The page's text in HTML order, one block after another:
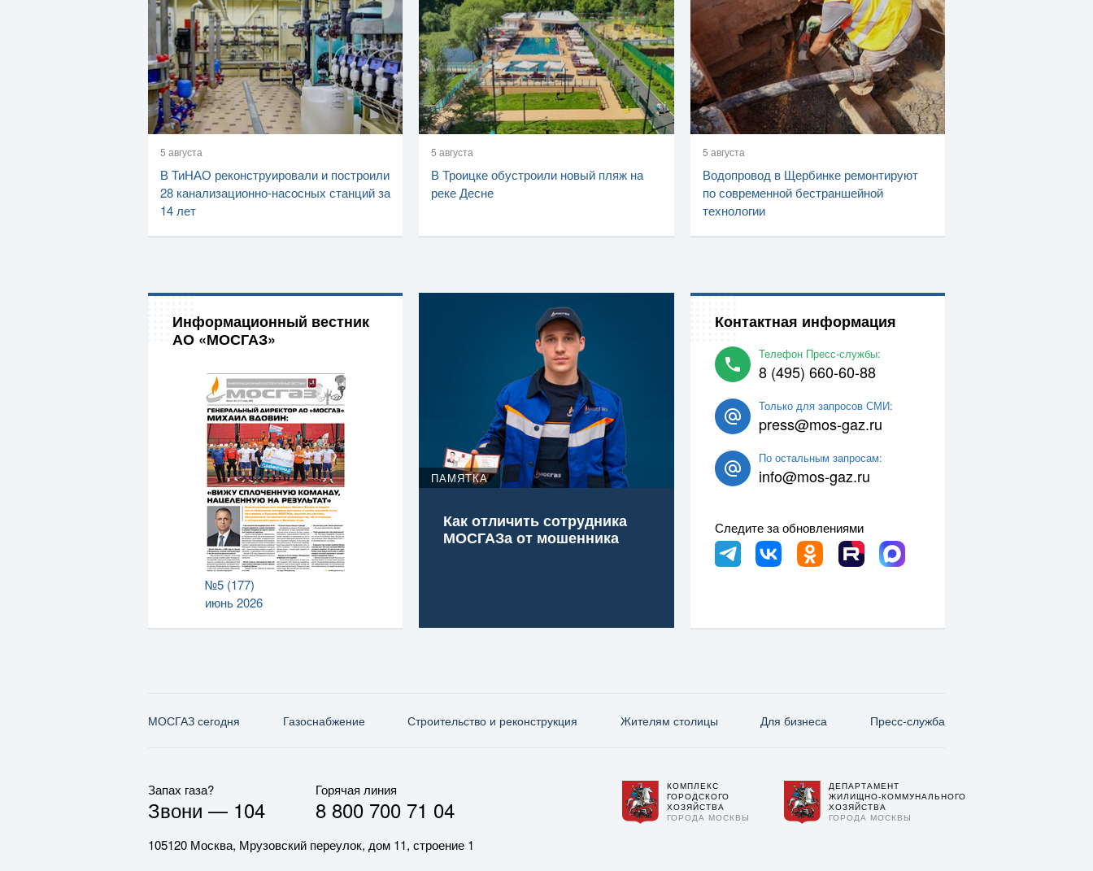
5 августа
В ТиНАО реконструировали и построили
28 канализационно-насосных станций за
14 лет
5 августа
В Троицке обустроили новый пляж на
реке Десне
5 августа
Водопровод в Щербинке ремонтируют
по современной бестраншейной
технологии
Информационный вестник
АО «МОСГАЗ»
№5 (177)
июнь 2026
ПАМЯТКА
Как отличить сотрудника
МОСГАЗа от мошенника
Контактная информация
Телефон Пресс-службы:
8 (495) 660-60-88
Только для запросов СМИ:
press@mos-gaz.ru
По остальным запросам:
info@mos-gaz.ru
Следите за обновлениями
МОСГАЗ сегодня Газо­снабжение Строительство и реконструкция Жителям столицы Для бизнеса Пресс-служба
Запах газа?
Звони — 104
Горячая линия
8 800 700 71 04
105120 Москва, Мрузовский переулок, дом 11, строение 1
КОМПЛЕКС
ГОРОДСКОГО
ХОЗЯЙСТВА
ГОРОДА МОСКВЫ
ДЕПАРТАМЕНТ
ЖИЛИЩНО-КОММУНАЛЬНОГО
ХОЗЯЙСТВА
ГОРОДА МОСКВЫ